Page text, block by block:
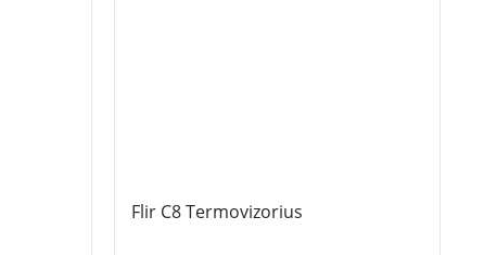
Flir C8 Termovizorius